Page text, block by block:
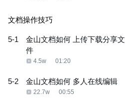
文档操作技巧
5-1
金山文档如何 上传下载分享文
件
4.5w 01:20
5-2 金山文档如何 多人在线编辑
22.7w 00:55